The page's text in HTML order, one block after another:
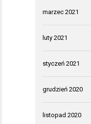
marzec 2021
luty 2021
styczeń 2021
grudzień 2020
listopad 2020